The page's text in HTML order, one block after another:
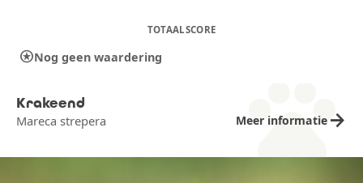
TOTAALSCORE
starsNog geen waardering
pets
Krakeend
Mareca strepera Meer informatie arrow_forward